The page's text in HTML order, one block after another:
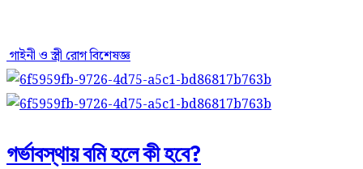
গাইনী ও স্ত্রী রোগ বিশেষজ্ঞ
গর্ভাবস্থায় বমি হলে কী হবে?